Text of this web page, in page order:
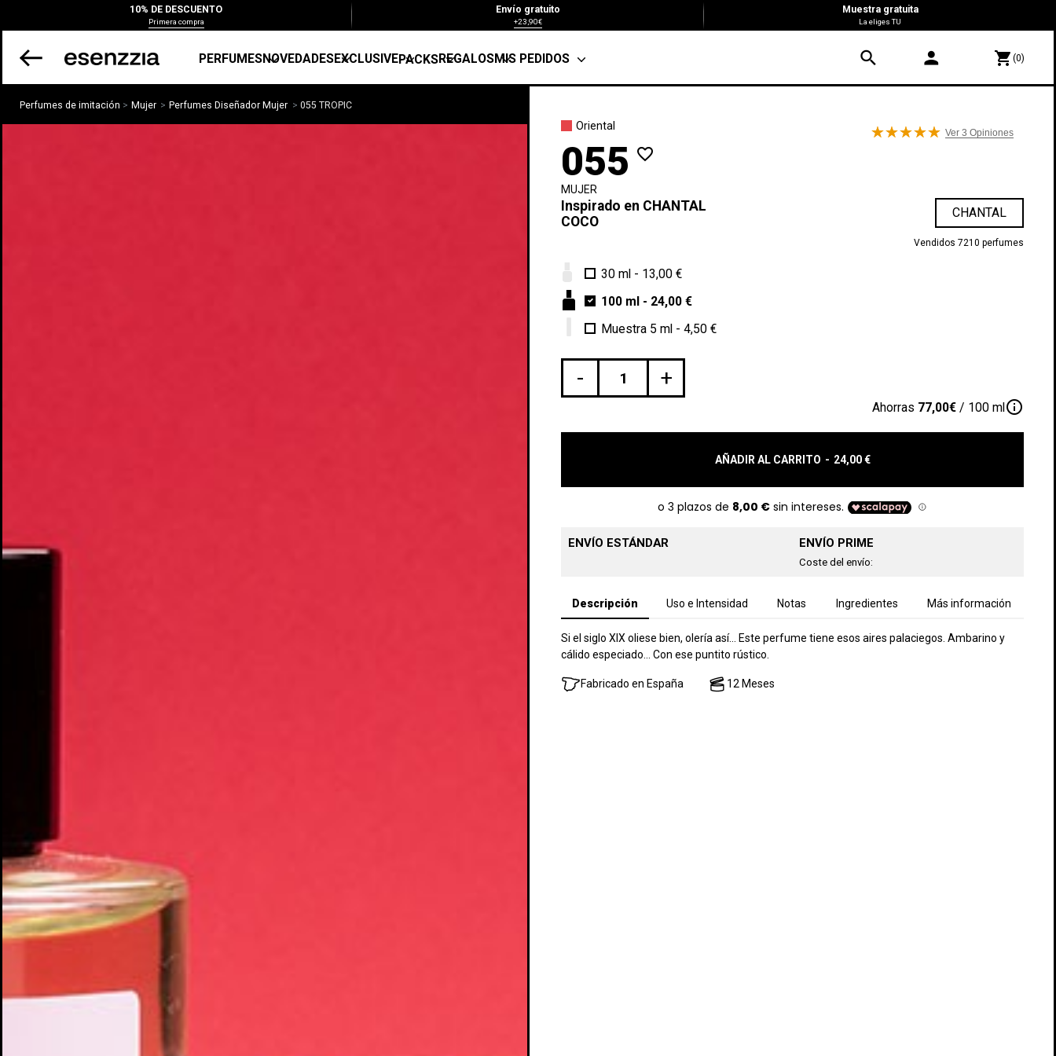
10% DE DESCUENTO
Primera compra
Envío gratuito
+23,90€
Muestra gratuita
La eliges TU
PERFUMESNOVEDADESEXCLUSIVEPACKSREGALOSMIS PEDIDOS search person shopping_cart(0)
Perfumes de imitación Mujer Perfumes Diseñador Mujer 055 TROPIC
Oriental
Ver 3 Opiniones
055 favorite_border
MUJER
Inspirado en CHANTAL
COCO
CHANTAL
Vendidos 7210 perfumes
30 ml - 13,00 €
100 ml - 24,00 €
Muestra 5 ml - 4,50 €
- +
Ahorras 77,00€ / 100 mlinfo_outline
AÑADIR AL CARRITO - 24,00 €
ENVÍO ESTÁNDAR ENVÍO PRIME
Coste del envío:
Descripción Uso e Intensidad Notas Ingredientes Más información
Si el siglo XIX oliese bien, olería así… Este perfume tiene esos aires palaciegos. Ambarino y
cálido especiado… Con ese puntito rústico.
Fabricado en España 12 Meses